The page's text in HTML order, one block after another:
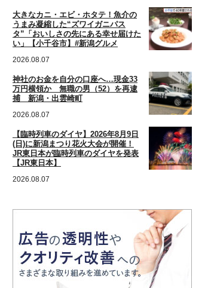
大きなカニ・エビ・ホタテ！魚介の
うまみ凝縮した“ズワイガニパス
タ”「おいしさの先にある幸せ届けた
い」【小千谷市】#新潟グルメ
2026.08.07
神社のお金を自分の口座へ…現金33
万円横領か 無職の男（52）を再逮
捕 新潟・出雲崎町
2026.08.07
【臨時列車のダイヤ】2026年8月9日
(日)に新潟まつり花火大会が開催！
JR東日本が臨時列車のダイヤを発表
【JR東日本】
2026.08.07